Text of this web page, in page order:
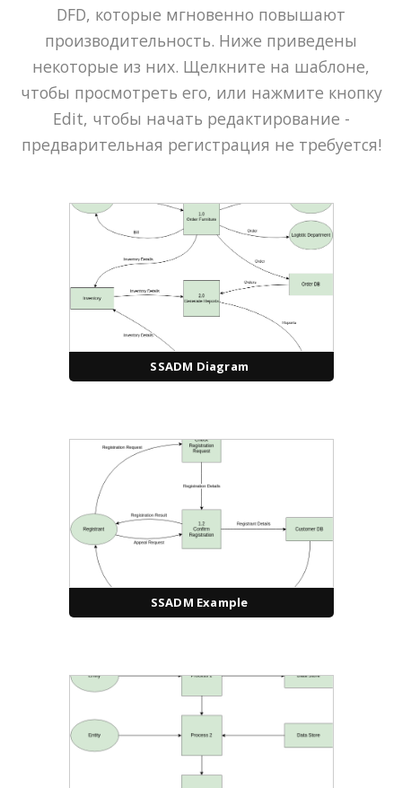
DFD, которые мгновенно повышают
производительность. Ниже приведены
некоторые из них. Щелкните на шаблоне,
чтобы просмотреть его, или нажмите кнопку
Edit, чтобы начать редактирование -
предварительная регистрация не требуется!
SSADM Diagram
SSADM Example